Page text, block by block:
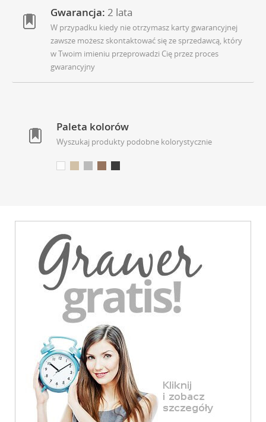
Gwarancja: 2 lata
W przypadku kiedy nie otrzymasz karty gwarancyjnej
zawsze możesz skontaktować się ze sprzedawcą, który
w Twoim imieniu przeprowadzi Cię przez proces
gwarancyjny
Paleta kolorów
Wyszukaj produkty podobne kolorystycznie